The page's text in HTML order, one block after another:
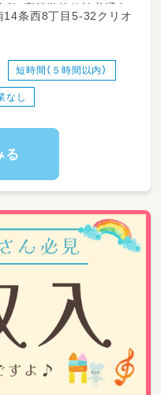
14条西8丁目5-32クリオ
短時間（５時間以内）
なし
る